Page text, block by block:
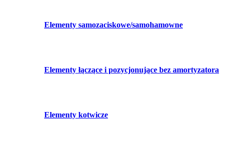
Elementy samozaciskowe/samohamowne
Elementy łączące i pozycjonujące bez amortyzatora
Elementy kotwicze